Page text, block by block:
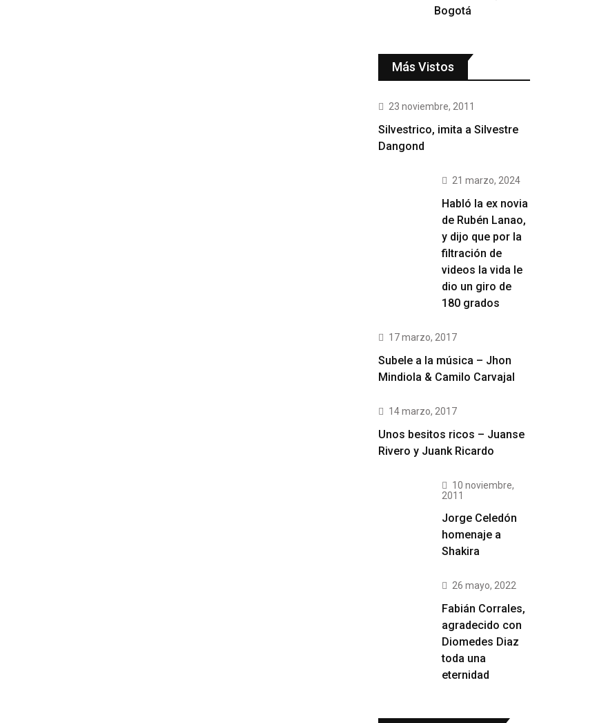
Bogotá
Más Vistos
23 noviembre, 2011
Silvestrico, imita a Silvestre
Dangond
21 marzo, 2024
Habló la ex novia
de Rubén Lanao,
y dijo que por la
filtración de
videos la vida le
dio un giro de
180 grados
17 marzo, 2017
Subele a la música – Jhon
Mindiola & Camilo Carvajal
14 marzo, 2017
Unos besitos ricos – Juanse
Rivero y Juank Ricardo
10 noviembre,
2011
Jorge Celedón
homenaje a
Shakira
26 mayo, 2022
Fabián Corrales,
agradecido con
Diomedes Diaz
toda una
eternidad